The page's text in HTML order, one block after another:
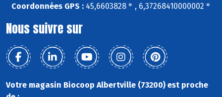
Coordonnées GPS : 45,6603828 ° , 6,37268410000002 °
Nous suivre sur
Votre magasin Biocoop Albertville (73200) est proche